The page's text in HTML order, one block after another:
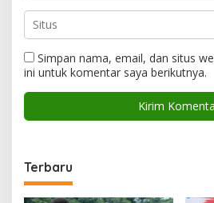
Simpan nama, email, dan situs
ini untuk komentar saya berikutnya.
Terbaru